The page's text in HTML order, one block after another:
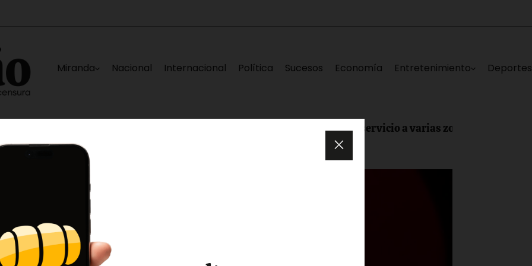
Miranda Nacional Internacional Política Sucesos Economía Entretenimiento Deportes
en La Guaira Nueva falla eléctrica deja sin servicio a varias zonas de Los Teques este